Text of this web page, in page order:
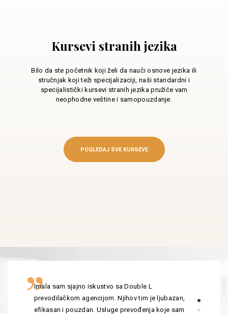
Kursevi stranih jezika
Bilo da ste početnik koji želi da nauči osnove jezika ili
stručnjak koji teži specijalizaciji, naši standardni i
specijalistički kursevi stranih jezika pružiće vam
neophodne veštine i samopouzdanje.
POGLEDAJ SVE KURSEVE
Imala sam sjajno iskustvo sa Double L
prevodilačkom agencijom. Njihov tim je ljubazan,
efikasan i pouzdan. Usluge prevođenja koje sam